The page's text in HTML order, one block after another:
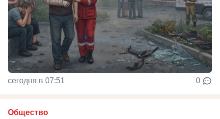
сегодня в 07:51 0
Общество